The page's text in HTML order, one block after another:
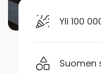
Yli 100
Suomen